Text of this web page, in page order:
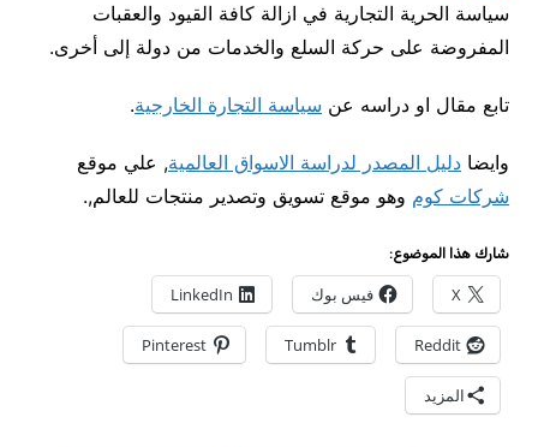
سياسة الحرية التجارية في ازالة كافة القيود والعقبات
المفروضة على حركة السلع والخدمات من دولة إلى أخرى.
تابع مقال او دراسه عن سياسة التجارة الخارجية.
وايضا دليل المصدر لدراسة الاسواق العالمية, علي موقع
شركات كوم وهو موقع تسويق وتصدير منتجات للعالم,.
شارك هذا الموضوع:
X فيس بوك LinkedIn
Reddit
Tumblr
Pinterest
المزيد